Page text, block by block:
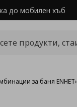
до мобилен хъб
за баня ENHET›